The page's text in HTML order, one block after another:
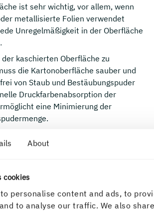
About
cookies
personalise content and ads, to
to analyse our traffic. We also share
ist sehr wichtig, vor allem, wenn
metallisierte Folien verwendet
Unregelmäßigkeit in der Oberfläche
kaschierten Oberfläche zu
die Kartonoberfläche sauber und
von Staub und Bestäubungspuder
Druckfarbenabsorption der
eine Minimierung der
Wasserbasis, allerdings müssen die
diesem Klebstofftyp sehr sorgfältig
vor allem darauf geachtet werden,
und Klebstoff sich nicht gegenseitig